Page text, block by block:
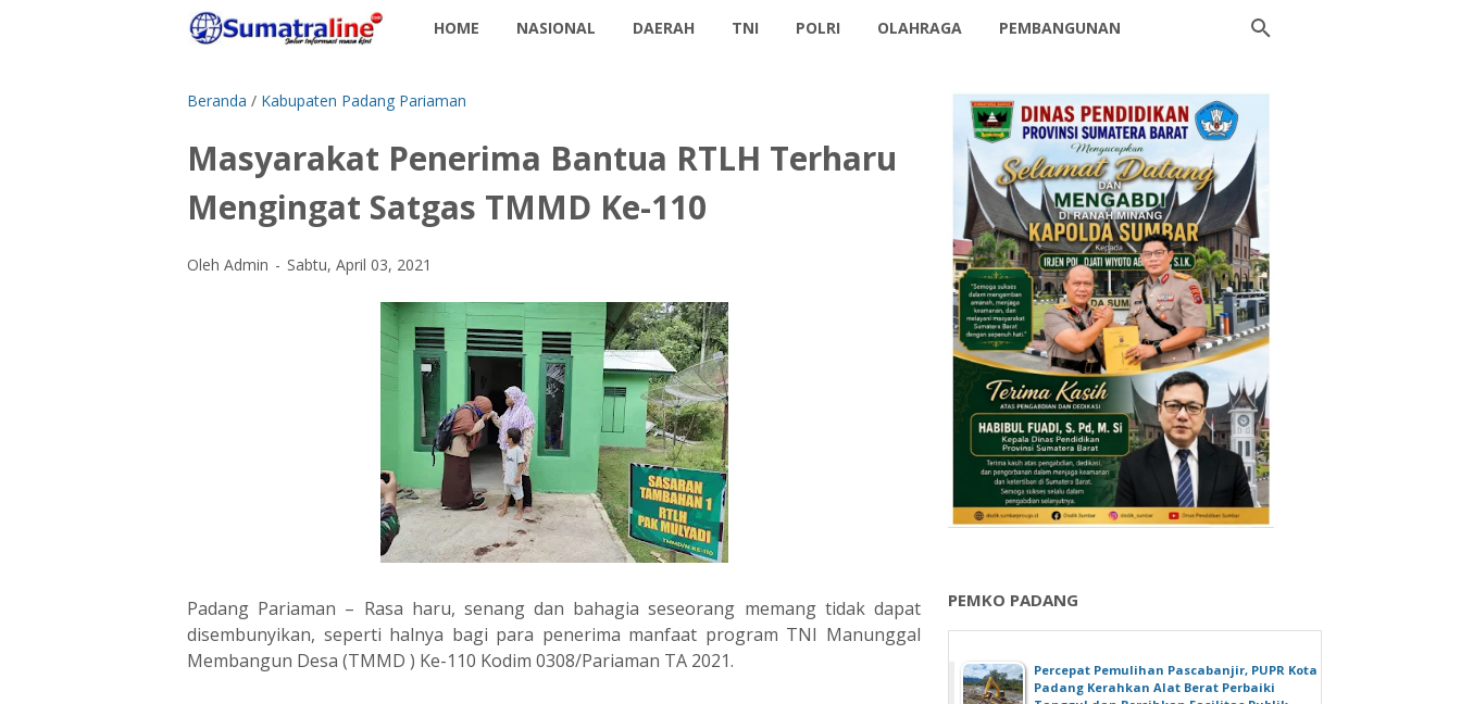
HOME NASIONAL DAERAH TNI POLRI OLAHRAGA PEMBANGUNAN
Beranda / Kabupaten Padang Pariaman
Masyarakat Penerima Bantua RTLH Terharu
Mengingat Satgas TMMD Ke-110
Oleh Admin Sabtu, April 03, 2021
Padang Pariaman – Rasa haru, senang dan bahagia seseorang memang tidak dapat
disembunyikan, seperti halnya bagi para penerima manfaat program TNI Manunggal
Membangun Desa (TMMD ) Ke-110 Kodim 0308/Pariaman TA 2021.
PEMKO PADANG
Percepat Pemulihan Pascabanjir, PUPR Kota
Padang Kerahkan Alat Berat Perbaiki